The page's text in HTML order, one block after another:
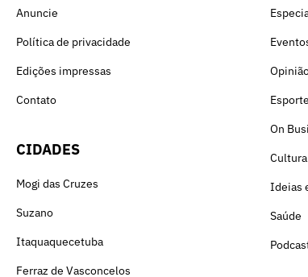
Anuncie
Política de privacidade
Edições impressas
Contato
CIDADES
Mogi das Cruzes
Suzano
Itaquaquecetuba
Ferraz de Vasconcelos
Esporte
On
Cultura
Ideias
Saúde